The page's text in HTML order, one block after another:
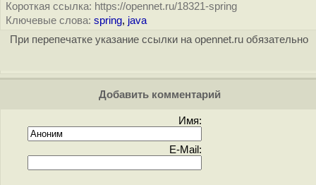
Короткая ссылка: https://opennet.ru/18321-spring
Ключевые слова: spring, java
При перепечатке указание ссылки на opennet.ru обязательно
Добавить комментарий
Имя:
E-Mail: